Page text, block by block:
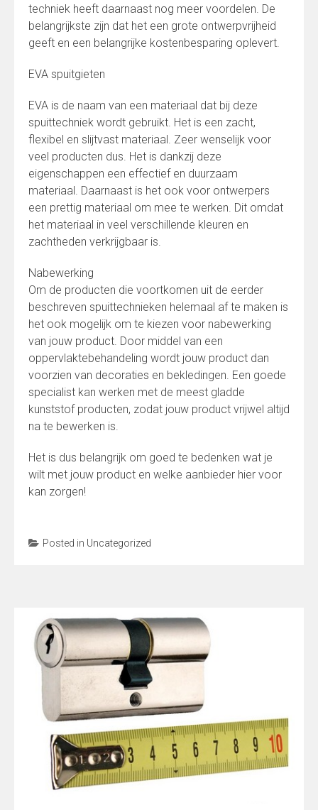
techniek heeft daarnaast nog meer voordelen. De
belangrijkste zijn dat het een grote ontwerpvrijheid
geeft en een belangrijke kostenbesparing oplevert.
EVA spuitgieten
EVA is de naam van een materiaal dat bij deze
spuittechniek wordt gebruikt. Het is een zacht,
flexibel en slijtvast materiaal. Zeer wenselijk voor
veel producten dus. Het is dankzij deze
eigenschappen een effectief en duurzaam
materiaal. Daarnaast is het ook voor ontwerpers
een prettig materiaal om mee te werken. Dit omdat
het materiaal in veel verschillende kleuren en
zachtheden verkrijgbaar is.
Nabewerking
Om de producten die voortkomen uit de eerder
beschreven spuittechnieken helemaal af te maken is
het ook mogelijk om te kiezen voor nabewerking
van jouw product. Door middel van een
oppervlaktebehandeling wordt jouw product dan
voorzien van decoraties en bekledingen. Een goede
specialist kan werken met de meest gladde
kunststof producten, zodat jouw product vrijwel altijd
na te bewerken is.
Het is dus belangrijk om goed te bedenken wat je
wilt met jouw product en welke aanbieder hier voor
kan zorgen!
Posted in Uncategorized